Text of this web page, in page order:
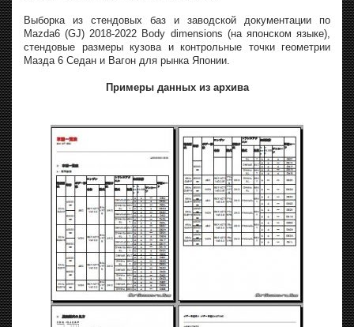
Выборка из стендовых баз и заводской документации по
Mazda6 (GJ) 2018-2022 Body dimensions (на японском языке),
стендовые размеры кузова и контрольные точки геометрии
Мазда 6 Седан и Вагон для рынка Японии.
Примеры данных из архива